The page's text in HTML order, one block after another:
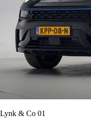
Lynk & Co 01